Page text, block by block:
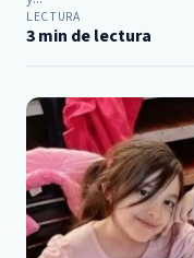
LECTURA
3 min de lectura